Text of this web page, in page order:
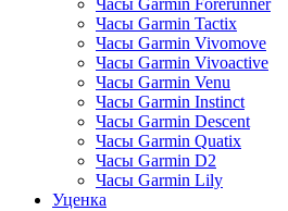
Часы Garmin Forerunner
Часы Garmin Tactix
Часы Garmin Vivomove
Часы Garmin Vivoactive
Часы Garmin Venu
Часы Garmin Instinct
Часы Garmin Descent
Часы Garmin Quatix
Часы Garmin D2
Часы Garmin Lily
Уценка